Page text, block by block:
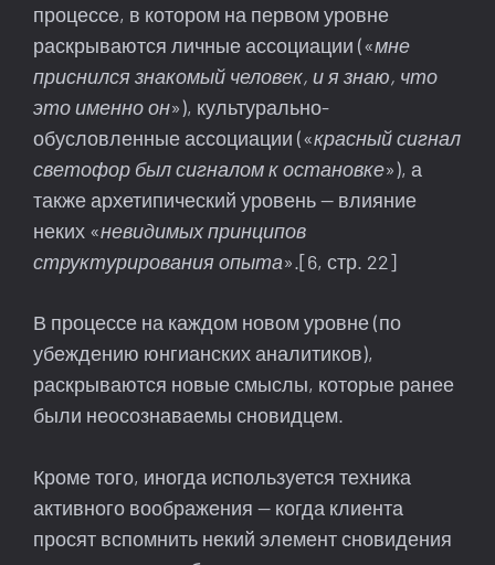
процессе, в котором на первом уровне
раскрываются личные ассоциации («мне
приснился знакомый человек, и я знаю, что
это именно он»), культурально-
обусловленные ассоциации («красный сигнал
светофор был сигналом к остановке»), а
также архетипический уровень — влияние
неких «невидимых принципов
структурирования опыта».[6, стр. 22]
В процессе на каждом новом уровне (по
убеждению юнгианских аналитиков),
раскрываются новые смыслы, которые ранее
были неосознаваемы сновидцем.
Кроме того, иногда используется техника
активного воображения — когда клиента
просят вспомнить некий элемент сновидения